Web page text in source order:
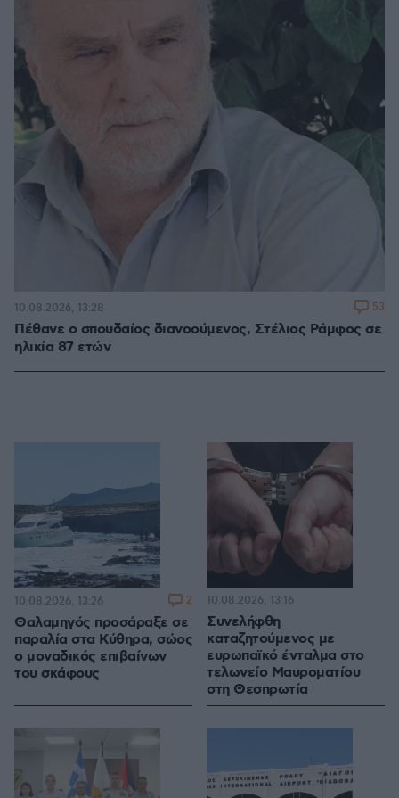
Πέθανε ο σπουδαίος διανοούμενος, Στέλιος Ράμφος σε
ηλικία 87 ετών
10.08.2026, 13:28 53
Θαλαμηγός προσάραξε σε
παραλία στα Κύθηρα, σώος
ο μοναδικός επιβαίνων
του σκάφους
10.08.2026, 13:26 2
Συνελήφθη
καταζητούμενος με
ευρωπαϊκό ένταλμα στο
τελωνείο Μαυροματίου
στη Θεσπρωτία
10.08.2026, 13:16